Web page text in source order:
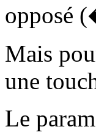
Mais
une
Le